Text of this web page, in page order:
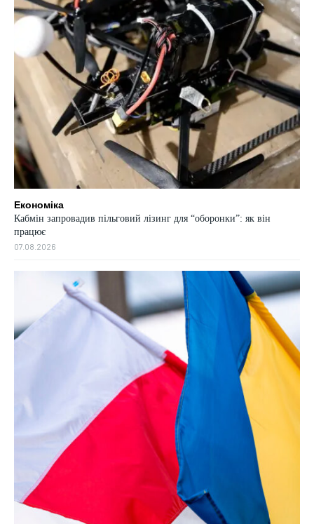
Економіка
Кабмін запровадив пільговий лізинг для “оборонки”: як він
працює
07.08.2026